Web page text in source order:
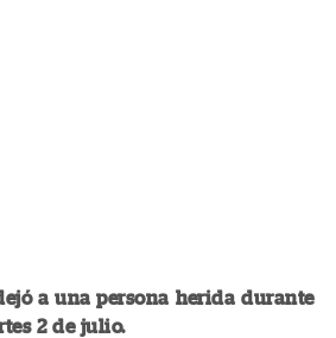
a una persona herida durante
2 de julio.